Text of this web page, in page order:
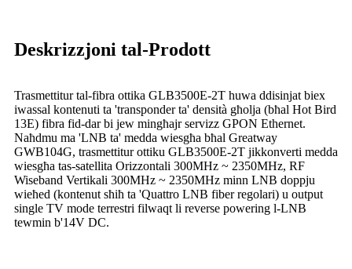
Deskrizzjoni tal-Prodott
Trasmettitur tal-fibra ottika GLB3500E-2T huwa ddisinjat biex
iwassal kontenuti ta 'transponder ta' densità għolja (bħal Hot Bird
13E) fibra fid-dar bi jew mingħajr servizz GPON Ethernet.
Naħdmu ma 'LNB ta' medda wiesgħa bħal Greatway
GWB104G, trasmettitur ottiku GLB3500E-2T jikkonverti medda
wiesgħa tas-satellita Orizzontali 300MHz ~ 2350MHz, RF
Wiseband Vertikali 300MHz ~ 2350MHz minn LNB doppju
wieħed (kontenut sħiħ ta 'Quattro LNB fiber regolari) u output
single TV mode terrestri filwaqt li reverse powering l-LNB
tewmin b'14V DC.